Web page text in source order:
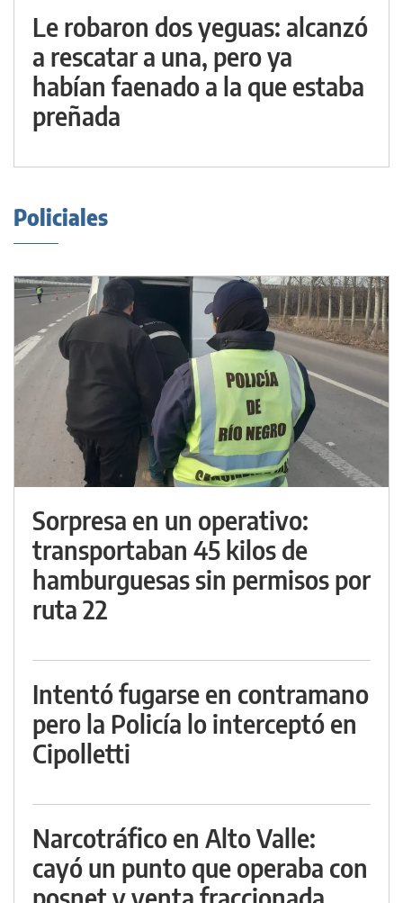
Le robaron dos yeguas: alcanzó
a rescatar a una, pero ya
habían faenado a la que estaba
preñada
Policiales
Sorpresa en un operativo:
transportaban 45 kilos de
hamburguesas sin permisos por
ruta 22
Intentó fugarse en contramano
pero la Policía lo interceptó en
Cipolletti
Narcotráfico en Alto Valle:
cayó un punto que operaba con